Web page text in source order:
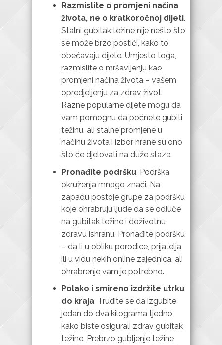
Razmislite o promjeni načina
života, ne o kratkoročnoj dijeti.
Stalni gubitak težine nije nešto što
se može brzo postići, kako to
obećavaju dijete. Umjesto toga,
razmislite o mršavljenju kao
promjeni načina života – vašem
opredjeljenju za zdrav život.
Razne popularne dijete mogu da
vam pomognu da počnete gubiti
težinu, ali stalne promjene u
načinu života i izbor hrane su ono
što će djelovati na duže staze.
Pronađite podršku. Podrška
okruženja mnogo znači. Na
zapadu postoje grupe za podršku
koje ohrabruju ljude da se odluče
na gubitak težine i doživotnu
zdravu ishranu. Pronađite podršku
– da li u obliku porodice, prijatelja,
ili u vidu nekih online zajednica, ali
ohrabrenje vam je potrebno.
Polako i smireno izdržite utrku
do kraja. Trudite se da izgubite
jedan do dva kilograma tjedno,
kako biste osigurali zdrav gubitak
težine. Prebrzo gubljenje težine